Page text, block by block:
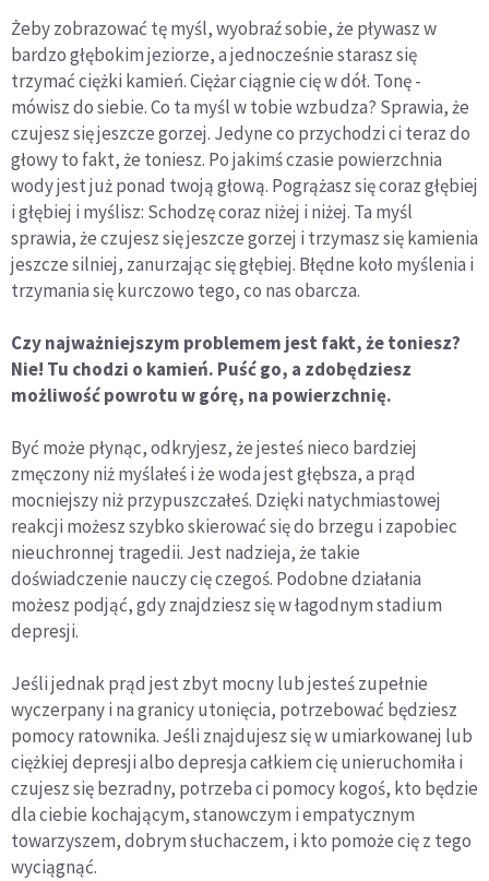
Żeby zobrazować tę myśl, wyobraź sobie, że pływasz w
bardzo głębokim jeziorze, a jednocześnie starasz się
trzymać ciężki kamień. Ciężar ciągnie cię w dół. Tonę -
mówisz do siebie. Co ta myśl w tobie wzbudza? Sprawia, że
czujesz się jeszcze gorzej. Jedyne co przychodzi ci teraz do
głowy to fakt, że toniesz. Po jakimś czasie powierzchnia
wody jest już ponad twoją głową. Pogrążasz się coraz głębiej
i głębiej i myślisz: Schodzę coraz niżej i niżej. Ta myśl
sprawia, że czujesz się jeszcze gorzej i trzymasz się kamienia
jeszcze silniej, zanurzając się głębiej. Błędne koło myślenia i
trzymania się kurczowo tego, co nas obarcza.
Czy najważniejszym problemem jest fakt, że toniesz?
Nie! Tu chodzi o kamień. Puść go, a zdobędziesz
możliwość powrotu w górę, na powierzchnię.
Być może płynąc, odkryjesz, że jesteś nieco bardziej
zmęczony niż myślałeś i że woda jest głębsza, a prąd
mocniejszy niż przypuszczałeś. Dzięki natychmiastowej
reakcji możesz szybko skierować się do brzegu i zapobiec
nieuchronnej tragedii. Jest nadzieja, że takie
doświadczenie nauczy cię czegoś. Podobne działania
możesz podjąć, gdy znajdziesz się w łagodnym stadium
depresji.
Jeśli jednak prąd jest zbyt mocny lub jesteś zupełnie
wyczerpany i na granicy utonięcia, potrzebować będziesz
pomocy ratownika. Jeśli znajdujesz się w umiarkowanej lub
ciężkiej depresji albo depresja całkiem cię unieruchomiła i
czujesz się bezradny, potrzeba ci pomocy kogoś, kto będzie
dla ciebie kochającym, stanowczym i empatycznym
towarzyszem, dobrym słuchaczem, i kto pomoże cię z tego
wyciągnąć.